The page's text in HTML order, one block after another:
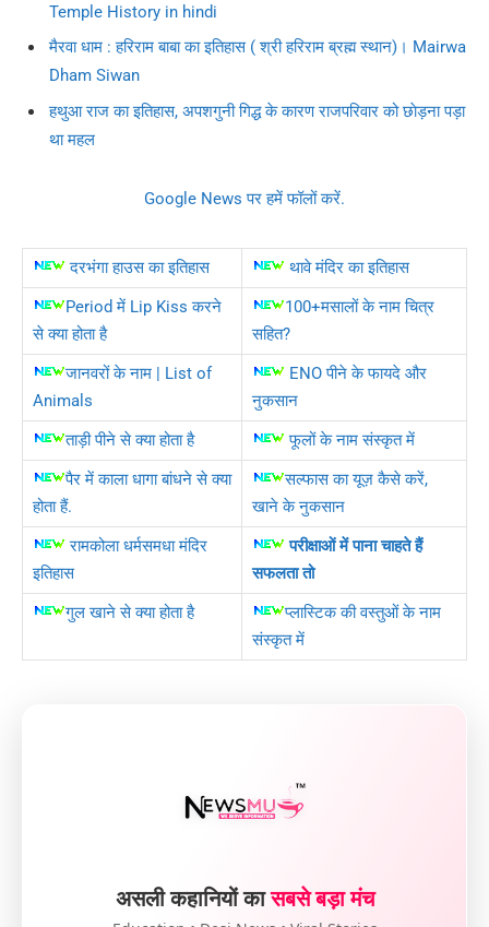
Temple History in hindi
मैरवा धाम : हरिराम बाबा का इतिहास ( श्री हरिराम ब्रह्म स्थान)। Mairwa
Dham Siwan
हथुआ राज का इतिहास, अपशगुनी गिद्ध के कारण राजपरिवार को छाेड़ना पड़ा
था महल
Google News पर हमें फॉलों करें.
दरभंगा हाउस का इतिहास
थावे मंदिर का इतिहास
Period में Lip Kiss करने
से क्या होता है
100+मसालों के नाम चित्र
सहित?
जानवरों के नाम | List of
Animals
ENO पीने के फायदे और
नुकसान
ताड़ी पीने से क्या होता है
फूलों के नाम संस्कृत में
पैर में काला धागा बांधने से क्या
होता हैं.
सल्फास का यूज़ कैसे करें,
खाने के नुकसान
रामकोला धर्मसमधा मंदिर
इतिहास
परीक्षाओं में पाना चाहते हैं
सफलता तो
गुल खाने से क्या होता है
प्लास्टिक की वस्तुओं के नाम
संस्कृत में
असली कहानियों कासबसे बड़ा मंच